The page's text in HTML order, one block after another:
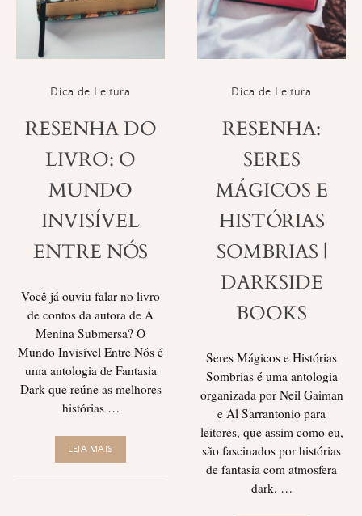
Dica de Leitura
RESENHA DO
LIVRO: O
MUNDO
INVISÍVEL
ENTRE NÓS
Você já ouviu falar no livro
de contos da autora de A
Menina Submersa? O
Mundo Invisível Entre Nós é
uma antologia de Fantasia
Dark que reúne as melhores
histórias …
LEIA MAIS
Dica de Leitura
RESENHA:
SERES
MÁGICOS E
HISTÓRIAS
SOMBRIAS |
DARKSIDE
BOOKS
Seres Mágicos e Histórias
Sombrias é uma antologia
organizada por Neil Gaiman
e Al Sarrantonio para
leitores, que assim como eu,
são fascinados por histórias
de fantasia com atmosfera
dark. …